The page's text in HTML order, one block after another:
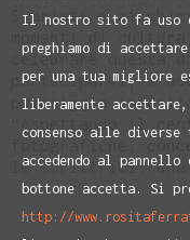
Svariati e
celebrare
parteciparvi, e
pomeriggio
“Aspettando il
fotografiche,
le scrittrici: una
Il nostro sito fa uso
preghiamo di
per una tua migliore
liberamente
consenso alle
accedendo al
bottone accetta. Si
http://